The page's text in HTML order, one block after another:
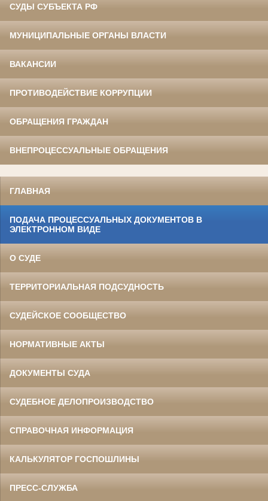
СУДЫ СУБЪЕКТА РФ
МУНИЦИПАЛЬНЫЕ ОРГАНЫ ВЛАСТИ
ВАКАНСИИ
ПРОТИВОДЕЙСТВИЕ КОРРУПЦИИ
ОБРАЩЕНИЯ ГРАЖДАН
ВНЕПРОЦЕССУАЛЬНЫЕ ОБРАЩЕНИЯ
ГЛАВНАЯ
ПОДАЧА ПРОЦЕССУАЛЬНЫХ ДОКУМЕНТОВ В
ЭЛЕКТРОННОМ ВИДЕ
О СУДЕ
ТЕРРИТОРИАЛЬНАЯ ПОДСУДНОСТЬ
СУДЕЙСКОЕ СООБЩЕСТВО
НОРМАТИВНЫЕ АКТЫ
ДОКУМЕНТЫ СУДА
СУДЕБНОЕ ДЕЛОПРОИЗВОДСТВО
СПРАВОЧНАЯ ИНФОРМАЦИЯ
КАЛЬКУЛЯТОР ГОСПОШЛИНЫ
ПРЕСС-СЛУЖБА